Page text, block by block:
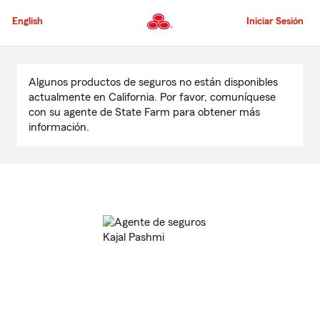
al
principal
English Iniciar Sesión
contenido
principal
Algunos productos de seguros no están disponibles
actualmente en California. Por favor, comuníquese
con su agente de State Farm para obtener más
información.